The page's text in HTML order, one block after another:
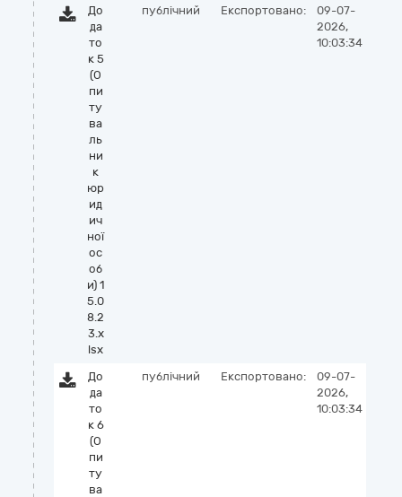
До
да
то
к 5
(О
пи
ту
ва
ль
ни
к
юр
ид
ич
ної
ос
об
и) 1
5.0
8.2
3.x
lsx
публічний Експортовано:
09-07-
2026,
10:03:34
До
да
то
к 6
(О
пи
ту
ва
публічний Експортовано:
09-07-
2026,
10:03:34